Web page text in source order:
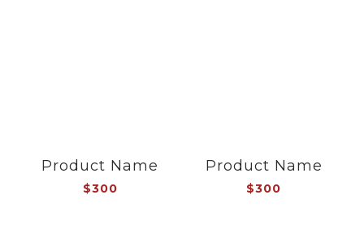
Product Name
$300
Product Name
$300